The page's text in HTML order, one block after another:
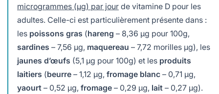
microgrammes (µg) par jour de vitamine D pour les
adultes. Celle-ci est particulièrement présente dans :
les poissons gras (hareng – 8,36 µg pour 100g,
sardines – 7,56 µg, maquereau – 7,72 morilles µg), les
jaunes d’œufs (5,1 µg pour 100g) et les produits
laitiers (beurre – 1,12 µg, fromage blanc – 0,71 µg,
yaourt – 0,52 µg, fromage – 0,29 µg, lait – 0,27 µg).